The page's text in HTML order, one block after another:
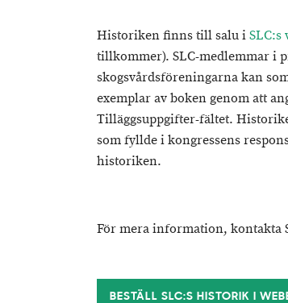
Historiken finns till salu i
tillkommer). SLC-medlemmar i
skogsvårdsföreningarna kan
exemplar av boken genom att
Tilläggsuppgifter-fältet.
som fyllde i kongressens
historiken.
För mera information, kontakta
BESTÄLL SLC:S HISTORIK I